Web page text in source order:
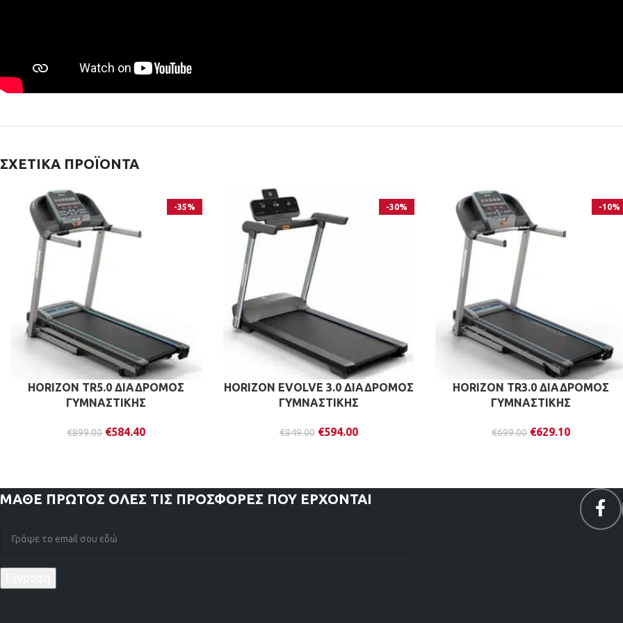
ΣΧΕΤΙΚΆ ΠΡΟΪΌΝΤΑ
-35%
HORIZON TR5.0 ΔΙΑΔΡΟΜΟΣ
ΓΥΜΝΑΣΤΙΚΗΣ
€899.00 €584.40
-30%
HORIZON EVOLVE 3.0 ΔΙΑΔΡΟΜΟΣ
ΓΥΜΝΑΣΤΙΚΗΣ
€849.00 €594.00
-10%
HORIZON TR3.0 ΔΙΑΔΡΟΜΟΣ
ΓΥΜΝΑΣΤΙΚΗΣ
€699.00 €629.10
ΜΑΘΕ ΠΡΩΤΟΣ ΟΛΕΣ ΤΙΣ ΠΡΟΣΦΟΡΕΣ ΠΟΥ ΕΡΧΟΝΤΑΙ